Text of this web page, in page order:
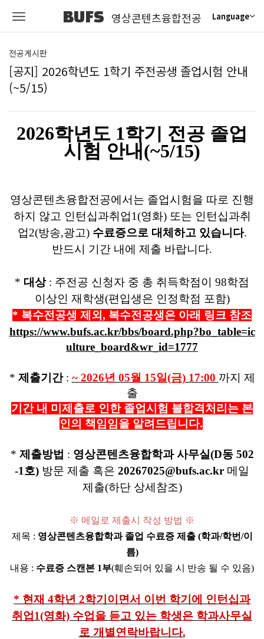
BUFS 영상콘텐츠융합전공 Language
전공게시판
[공지] 2026학년도 1학기 주전공생 졸업시험 안내
(~5/15)
2026학년도 1학기 전공 졸업
시험 안내(~5/15)
영상콘텐츠융합전공에서는 졸업시험을 따로 진행
하지 않고 인턴십과취업1(영화) 또는 인턴십과취
업2(방송,광고) 수료증으로 대체하고 있습니다.
반드시 기간 내에 제 출 바랍니다.
* 대상 : 주전공 신청자 중 총 취득학점이 98학점
이상인 재학생(편입생은 인정학점 포함)
* 복수전공생 제외, 복수전공생은 아래 링크 참조
https://www.bufs.ac.kr/bbs/board.php?bo_table=ic
ulture_board&wr_id=1777
* 제출기간 : ~ 2026년 05월 15일(금) 17:00 까지 제
출
기간 내 미제출로 인한 졸업시험 불합격처리는 본
인의 책임임을 알려드립니다.
* 제출방법 : 영상콘텐츠융합학과 사무실(D동 502
-1호) 방문 제출 혹은 20267025@bufs.ac.kr 메일
제출(하단 상세참조)
※ 메일로 제출시 작성 방법 ※
제목 : 영상콘텐츠융합학과 졸업 수료증 제출 (학과/학번/이
름)
내용 : 수료증 스캔본 1부(훼손되어 있을 시 반송 될 수 있음)
* 현재 4학년 2학기이면서 이번 학기에 인턴십과
취업1(영화) 수업을 듣고 있는 학생은 학과사무실
로 개별연락바랍니다.